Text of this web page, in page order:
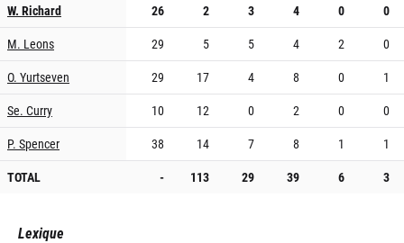
W. Richard
26 2 3 4 0
0
M. Leons
29 5 5 4 2
0
O. Yurtseven
29 17 4 8 0
1
Se. Curry
10 12 0 2 0
0
P. Spencer
38 14 7 8 1
1
TOTAL
- 113 29 39 6 3
Lexique